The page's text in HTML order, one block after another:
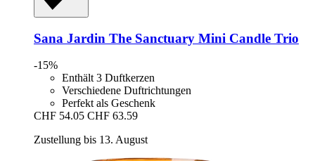
Sana Jardin The Sanctuary Mini Candle Trio
-15%
Enthält 3 Duftkerzen
Verschiedene Duftrichtungen
Perfekt als Geschenk
CHF 54.05 CHF 63.59
Zustellung bis 13. August